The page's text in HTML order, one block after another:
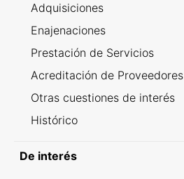
Adquisiciones
Enajenaciones
Prestación de Servicios
Acreditación de Proveedores
Otras cuestiones de interés
Histórico
De interés